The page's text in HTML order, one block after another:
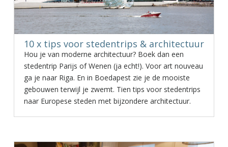
10 x tips voor stedentrips & architectuur
Hou je van moderne architectuur? Boek dan een
stedentrip Parijs of Wenen (ja echt!). Voor art nouveau
ga je naar Riga. En in Boedapest zie je de mooiste
gebouwen terwijl je zwemt. Tien tips voor stedentrips
naar Europese steden met bijzondere architectuur.